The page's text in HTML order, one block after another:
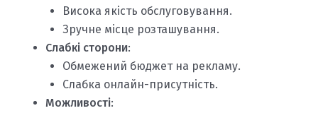
Висока якість обслуговування.
Зручне місце розташування.
Слабкі сторони:
Обмежений бюджет на рекламу.
Слабка онлайн-присутність.
Можливості: